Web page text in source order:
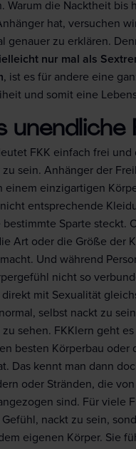
Warum die Nacktheit bis
hat, versuchen
genauer zu erklären.
nur mal als
, ist es für andere eine
und somit eine
unendliche
FKK einfach frei und
zu sein. Anhänger der
einem einzigartigen
entsprechende
Sparte steckt.
Art oder die Größe der
Und während
nicht so
mit Sexualität
selbst nackt zu
sehen. FKKlern geht
besten Körperbau oder
Das kennt man dann
oder Stränden, die
sind. Für viele
nackt zu sein,
eigenen Körper. Sie